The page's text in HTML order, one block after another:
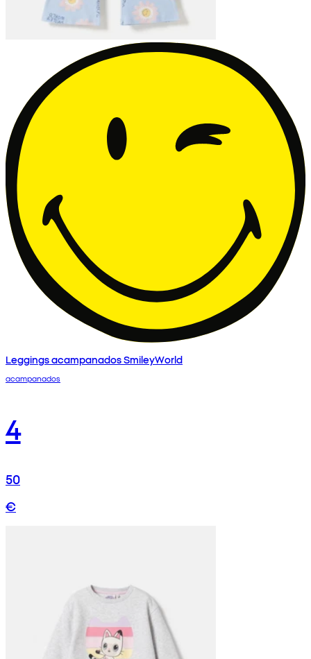
Leggings acampanados SmileyWorld
acampanados
4
50
€